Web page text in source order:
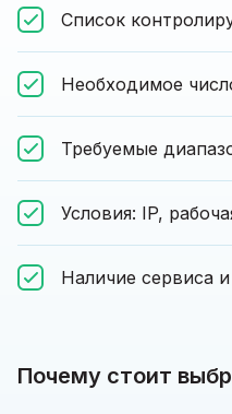
Список
Необходимое
Требуемые
Условия: IP,
Наличие сервиса
Почему стоит